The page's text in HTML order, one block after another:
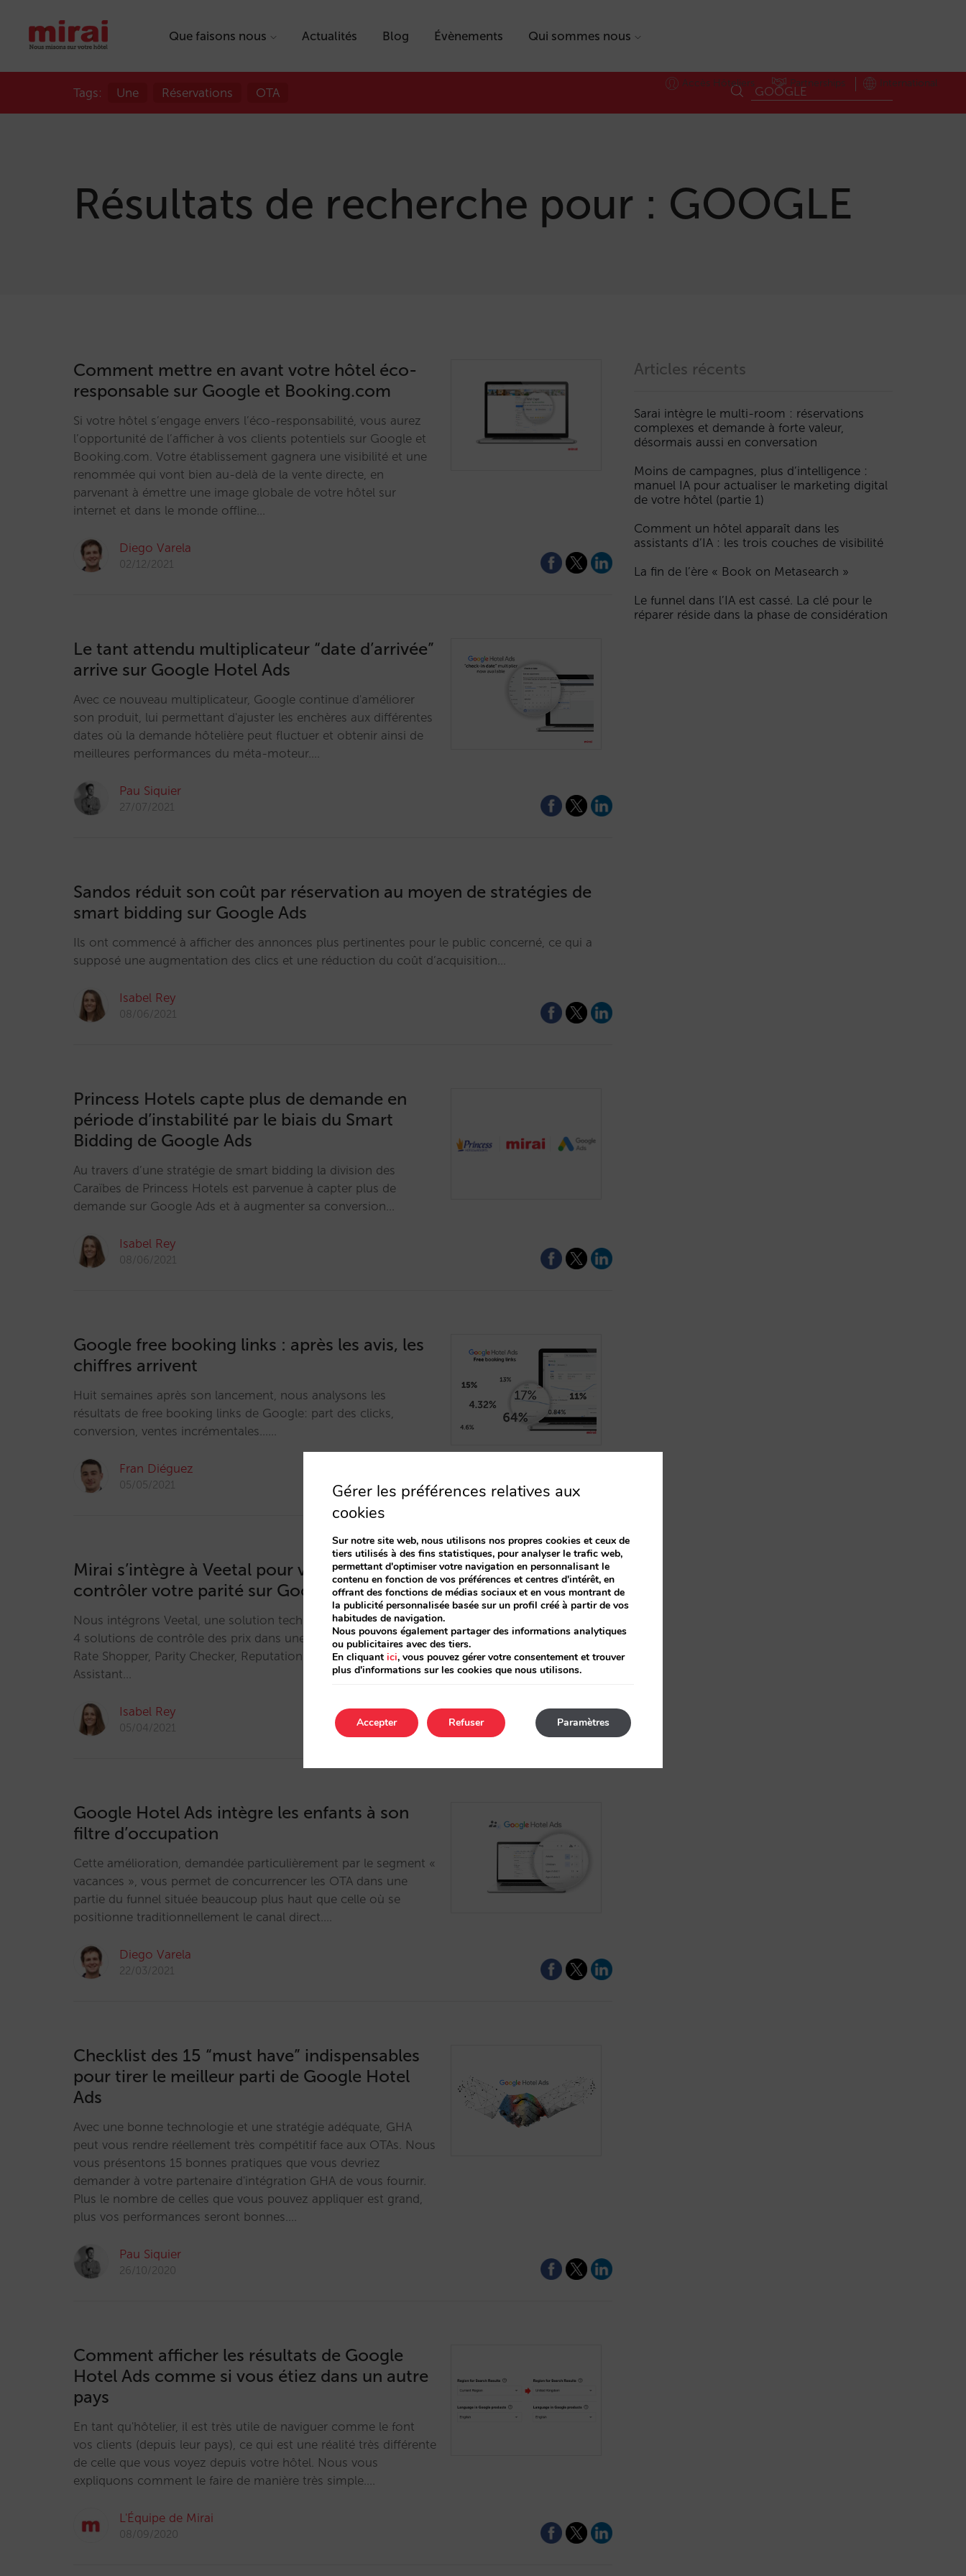
Que faisons nous Actualités Blog Évènements Qui sommes nous
Accès Hôteliers Partnerships International
Tags: Une Réservations OTA
Résultats de recherche pour : GOOGLE
Comment mettre en avant votre hôtel éco-
responsable sur Google et Booking.com
Si votre hôtel s’engage envers l’éco-responsabilité, vous aurez
l’opportunité de l’afficher à vos clients potentiels sur Google et
Booking.com. Votre établissement gagnera une visibilité et une
renommée qui vont bien au-delà de la vente directe, en
parvenant à émettre une image globale de votre hôtel sur
internet et dans le monde offline…
Diego Varela
02/12/2021
Le tant attendu multiplicateur “date d’arrivée”
arrive sur Google Hotel Ads
Avec ce nouveau multiplicateur, Google continue d'améliorer
son produit, lui permettant d'ajuster les enchères aux différentes
dates où la demande hôtelière peut fluctuer et obtenir ainsi de
meilleures performances du méta-moteur.…
Pau Siquier
27/07/2021
Sandos réduit son coût par réservation au moyen de stratégies de
smart bidding sur Google Ads
Ils ont commencé à afficher des annonces plus pertinentes pour le public concerné, ce qui a
supposé une augmentation des clics et une réduction du coût d’acquisition…
Isabel Rey
08/06/2021
Princess Hotels capte plus de demande en
période d’instabilité par le biais du Smart
Bidding de Google Ads
Au travers d’une stratégie de smart bidding la division des
Caraïbes de Princess Hotels est parvenue à capter plus de
demande sur Google Ads et à augmenter sa conversion…
Isabel Rey
08/06/2021
Google free booking links : après les avis, les
chiffres arrivent
Huit semaines après son lancement, nous analysons les
résultats de free booking links de Google: part des clicks,
conversion, ventes incrémentales……
Fran Diéguez
05/05/2021
Mirai s’intègre à Veetal pour vous aider à
contrôler votre parité sur Google Hotel Ads
Nous intégrons Veetal, une solution technologique qui propose
4 solutions de contrôle des prix dans une seule application :
Rate Shopper, Parity Checker, Reputation Monitor et Veetal
Assistant…
Isabel Rey
05/04/2021
Google Hotel Ads intègre les enfants à son
filtre d’occupation
Cette amélioration, demandée particulièrement par le segment «
vacances », vous permet de concurrencer les OTA dans une
partie du funnel située beaucoup plus haut que celle où se
positionne traditionnellement le canal direct.…
Diego Varela
22/03/2021
Checklist des 15 “must have” indispensables
pour tirer le meilleur parti de Google Hotel
Ads
Avec une bonne technologie et une stratégie adéquate, GHA
peut vous rendre réellement très compétitif face aux OTAs. Nous
vous présentons 15 bonnes pratiques que vous devriez
demander à votre partenaire d'intégration GHA de vous fournir.
Plus le nombre de celles que vous pouvez appliquer est grand,
plus vos performances seront bonnes.…
Pau Siquier
26/10/2020
Comment afficher les résultats de Google
Hotel Ads comme si vous étiez dans un autre
pays
En tant qu'hôtelier, il est très utile de naviguer comme le font
vos clients (depuis leur pays), ce qui est une réalité très différente
de celle que vous voyez depuis votre hôtel. Nous vous
expliquons comment le faire de manière très simple.…
L'Équipe de Mirai
08/09/2020
Articles récents
Sarai intègre le multi-room : réservations
complexes et demande à forte valeur,
désormais aussi en conversation
Moins de campagnes, plus d’intelligence :
manuel IA pour actualiser le marketing digital
de votre hôtel (partie 1)
Comment un hôtel apparaît dans les
assistants d’IA : les trois couches de visibilité
La fin de l’ère « Book on Metasearch »
Le funnel dans l’IA est cassé. La clé pour le
réparer réside dans la phase de considération
Gérer les préférences relatives aux
cookies
Sur notre site web, nous utilisons nos propres cookies et ceux de
tiers utilisés à des fins statistiques, pour analyser le trafic web,
permettant d'optimiser votre navigation en personnalisant le
contenu en fonction de vos préférences et centres d'intérêt, en
offrant des fonctions de médias sociaux et en vous montrant de
la publicité personnalisée basée sur un profil créé à partir de vos
habitudes de navigation.
Nous pouvons également partager des informations analytiques
ou publicitaires avec des tiers.
En cliquant ici, vous pouvez gérer votre consentement et trouver
plus d'informations sur les cookies que nous utilisons.
Accepter Paramètres
Refuser